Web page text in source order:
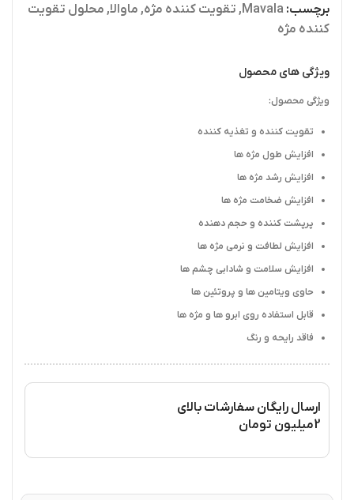
برچسب: Mavala
, تقویت کننده مژه, ماوالا, محلول تقویت
کننده مژه
ویژگی های محصول
ویژگی محصول:
تقویت کننده و تغذیه کننده
افزایش طول مژه ها
افزایش رشد مژه ها
افزایش ضخامت مژه ها
پرپشت کننده و حجم دهنده
افزایش لطافت و نرمی مژه ها
افزایش سلامت و شادابی چشم ها
حاوی ویتامین ها و پروتئین ها
قابل استفاده روی ابرو ها و مژه ها
فاقد رایحه و رنگ
ارسال رایگان سفارشات بالای
2میلیون تومان